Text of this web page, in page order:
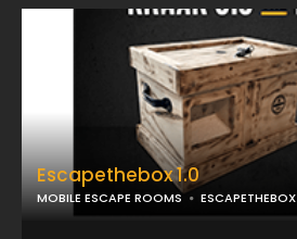
Escapethebox 1.0
MOBILE ESCAPE ROOMS ESCAPETHEBOX